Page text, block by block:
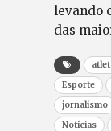
levando
das
Esporte
jornalismo
Notícias